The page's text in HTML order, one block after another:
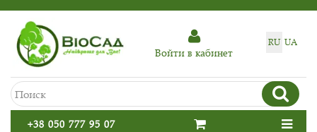
RU UA
Войти в кабинет
+38 050 777 95 07